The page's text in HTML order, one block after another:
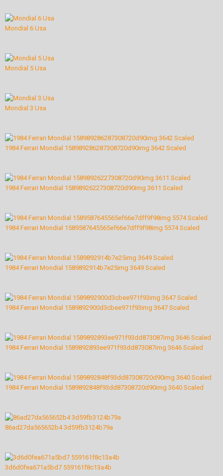
Mondial 6 Usa
Mondial 5 Usa
Mondial 3 Usa
1984 Ferrari Mondial 158989286287308720d90img 3642 Scaled
1984 Ferrari Mondial 15898926227308720d90img 3611 Scaled
1984 Ferrari Mondial 1589587645565ef66e7dff9f98img 5574 Scaled
1984 Ferrari Mondial 1589892914b7e25img 3649 Scaled
1984 Ferrari Mondial 1589892900d3cbee971f93img 3647 Scaled
1984 Ferrari Mondial 1589892893ee971f93dd873087img 3646 Scaled
1984 Ferrari Mondial 1589892848f93dd87308720d90img 3640 Scaled
86ad27da565652b4 3d59fb3124b79a
3d6d0fea671a5bd7 559161f8c13a4b